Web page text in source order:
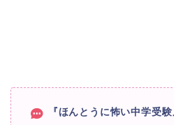
『ほんとうに怖い中学受